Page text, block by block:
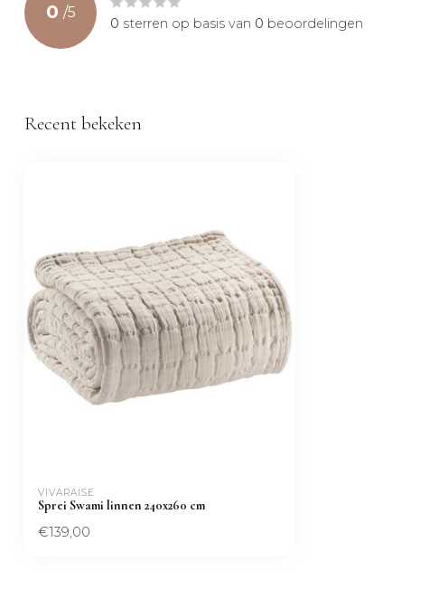
0 /5
0 sterren op basis van 0 beoordelingen
Recent bekeken
VIVARAISE
Sprei Swami linnen 240x260 cm
€139,00